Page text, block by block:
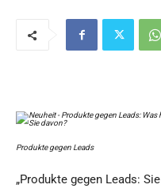
Produkte gegen Leads
„Produkte gegen Leads: